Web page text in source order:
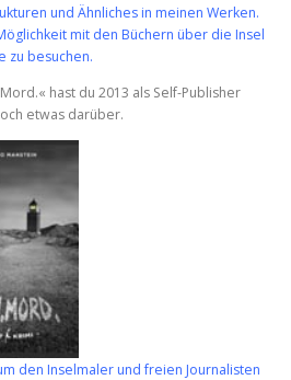
und Ähnliches in meinen Werken.
mit den Büchern über die Insel
zu besuchen.
hast du 2013 als Self-Publisher
etwas darüber.
den Inselmaler und freien Journalisten